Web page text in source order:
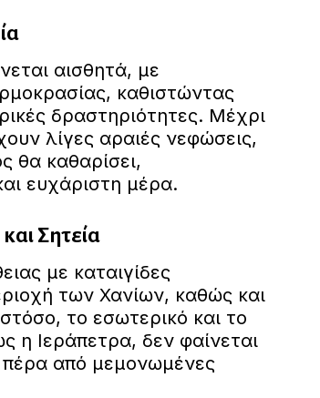
αισθητά, με
καθιστώντας
δραστηριότητες. Μέχρι
λίγες αραιές νεφώσεις,
θα καθαρίσει,
ευχάριστη μέρα.
Σητεία
με καταιγίδες
των Χανίων, καθώς και
το εσωτερικό και το
η Ιεράπετρα, δεν φαίνεται
πέρα από μεμονωμένες